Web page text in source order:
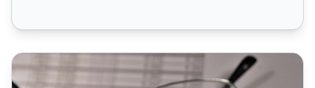
Który pakiet Post Affiliate Pro jest odpowiedni dla mnie?